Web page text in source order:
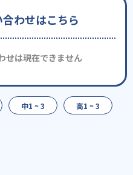
わせはこちら
せは現在できません
中1 ~ 3 高1 ~ 3